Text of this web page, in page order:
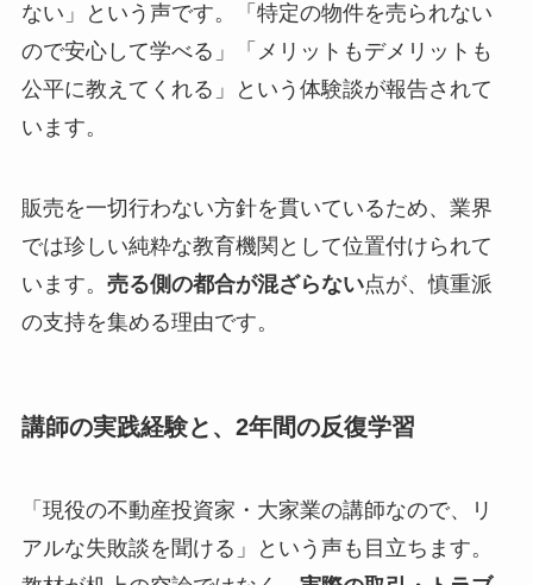
ない」という声です。「特定の物件を売られない
ので安心して学べる」「メリットもデメリットも
公平に教えてくれる」という体験談が報告されて
います。
販売を一切行わない方針を貫いているため、業界
では珍しい純粋な教育機関として位置付けられて
います。 売る側の都合が混ざらない点が、慎重派
の支持を集める理由です。
講師の実践経験と、2年間の反復学習
「現役の不動産投資家・大家業の講師なので、リ
アルな失敗談を聞ける」という声も目立ちます。